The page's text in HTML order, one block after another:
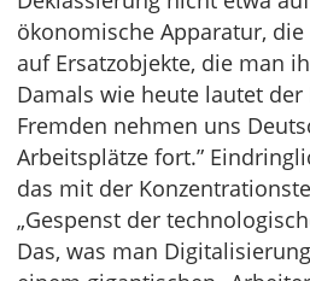
ökonomische Apparatur,
auf Ersatzobjekte, die man
Damals wie heute lautet der
Fremden nehmen uns
Arbeitsplätze fort.”
das mit der
„Gespenst der
Das, was man